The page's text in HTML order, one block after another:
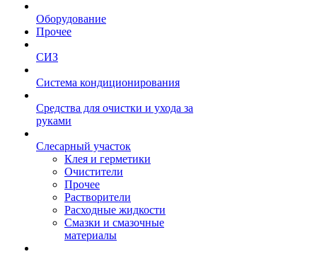
Оборудование
Прочее
СИЗ
Система кондиционирования
Средства для очистки и ухода за
руками
Слесарный участок
Клея и герметики
Очистители
Прочее
Растворители
Расходные жидкости
Смазки и смазочные
материалы